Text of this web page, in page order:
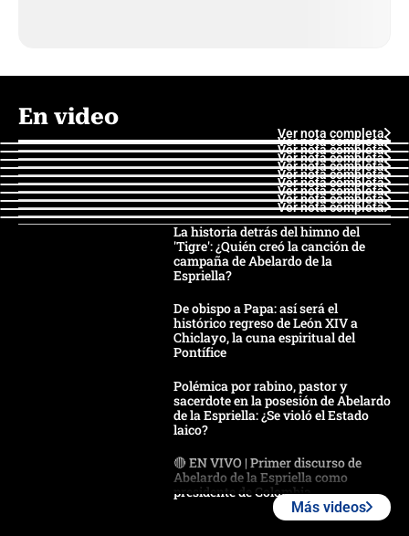
En video
Ver nota completa
Ver nota completa
Ver nota completa
Ver nota completa
Ver nota completa
Ver nota completa
Ver nota completa
Ver nota completa
Ver nota completa
Ver nota completa
La historia detrás del himno del
'Tigre': ¿Quién creó la canción de
campaña de Abelardo de la
Espriella?
De obispo a Papa: así será el
histórico regreso de León XIV a
Chiclayo, la cuna espiritual del
Pontífice
Polémica por rabino, pastor y
sacerdote en la posesión de Abelardo
de la Espriella: ¿Se violó el Estado
laico?
🔴 EN VIVO | Primer discurso de
Abelardo de la Espriella como
presidente de Colombia
Más videos